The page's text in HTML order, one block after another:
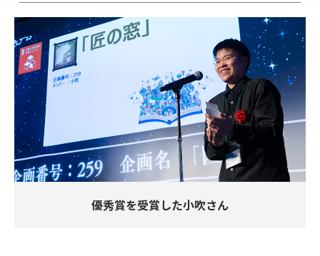
優秀賞を受賞した小吹さん